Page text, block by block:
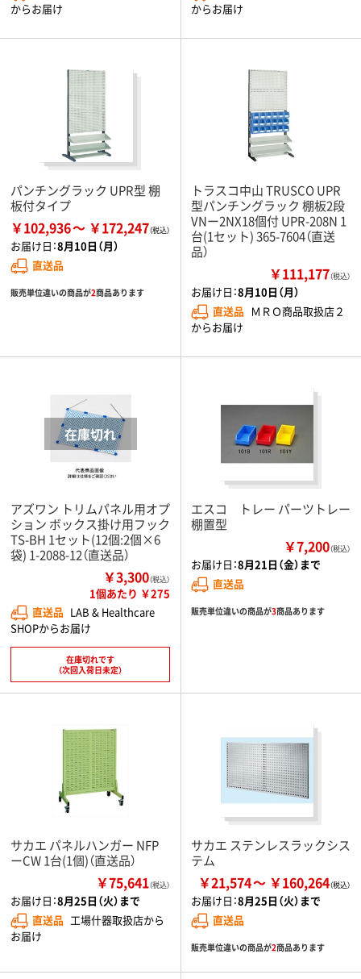
からお届け
からお届け
パンチングラック UPR型 棚
板付タイプ
￥102,936 ￥172,247
お届け日：8月10日（月）
直送品
販売単位違いの商品が2商品あります
トラスコ中山 TRUSCO UPR
型パンチングラック 棚板2段
VNー2NX18個付 UPR-208N 1
台(1セット) 365-7604（直送
品）
￥111,177（税込）
お届け日：8月10日（月）
直送品 ＭＲＯ商品取扱店２
からお届け
アズワン トリムパネル用オプ
ション ボックス掛け用フック
TS-BH 1セット(12個:2個×6
袋) 1-2088-12（直送品）
￥3,300（税込）
1個あたり ￥275
直送品 LAB & Healthcare
SHOPからお届け
在庫切れです
（次回入荷日未定）
エスコ トレー パーツトレー
棚置型
￥7,200（税込）
お届け日：8月21日（金）まで
直送品
販売単位違いの商品が3商品あります
サカエ パネルハンガー NFP
ーCW 1台(1個)（直送品）
￥75,641（税込）
お届け日：8月25日（火）まで
直送品 工場什器取扱店から
お届け
サカエ ステンレスラックシス
テム
￥21,574 ￥160,264
お届け日：8月25日（火）まで
直送品
販売単位違いの商品が2商品あります